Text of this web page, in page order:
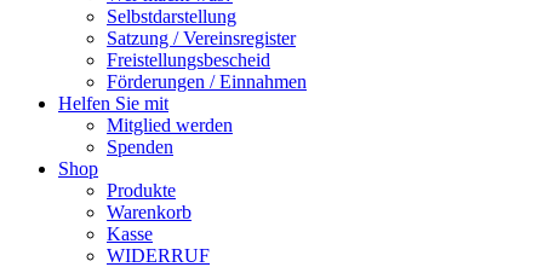
Selbstdarstellung
Satzung / Vereinsregister
Freistellungsbescheid
Förderungen / Einnahmen
Helfen Sie mit
Mitglied werden
Spenden
Shop
Produkte
Warenkorb
Kasse
WIDERRUF